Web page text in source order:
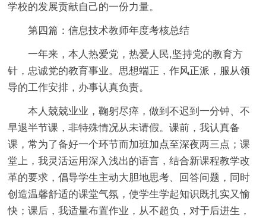
学校的发展贡献自己的一份力量。
第四篇：信息技术教师年度考核总结
一年来，本人热爱党，热爱人民,坚持党的教育方
针，忠诚党的教育事业。思想端正，作风正派，服从领
导的工作安排，办事认真负责。
本人兢兢业业，鞠躬尽瘁，做到不迟到一分钟、不
早退半节课，非特殊情况从未请假。课前，我认真备
课，常为了备好一个环节而加班加点至深夜两三点；课
堂上，我灵活运用深入浅出的语言，结合新课程教学改
革的要求，倡导学生主动大胆地思考、回答问题，同时
创造温馨舒适的课堂气氛，使学生学起知识既扎实又愉
快；课后，我适量布置作业，从不超负，对于后进生，